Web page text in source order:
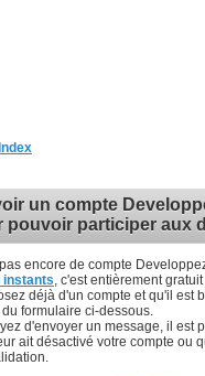
Index
un compte
pouvoir participer aux
encore de compte
instants , c'est entièrement gratuit
déjà d'un compte et qu'il est
formulaire ci-dessous.
d'envoyer un message, il est
ait désactivé votre compte ou